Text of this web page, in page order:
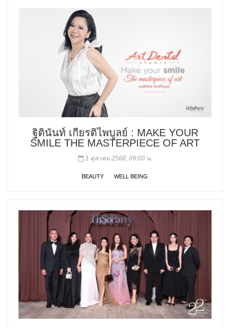
ฐิตินันท์ เกียรติไพบูลย์ : MAKE YOUR
SMILE THE MASTERPIECE OF ART
1 ตุลาคม 2568, 09:00 น.
BEAUTY WELL BEING